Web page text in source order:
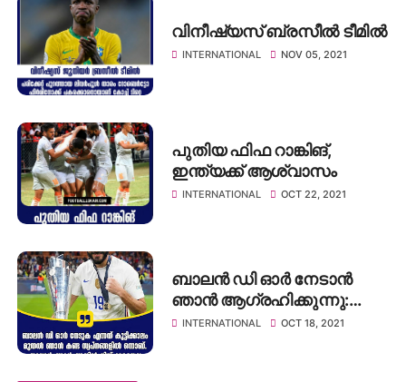
വിനീഷ്യസ് ബ്രസീൽ ടീമിൽ
INTERNATIONAL NOV 05, 2021
പുതിയ ഫിഫ റാങ്കിങ്,
ഇന്ത്യക്ക് ആശ്വാസം
INTERNATIONAL OCT 22, 2021
ബാലൻ ഡി ഓർ നേടാൻ
ഞാൻ ആഗ്രഹിക്കുന്നു:
കരീം ബെൻസിമ
INTERNATIONAL OCT 18, 2021